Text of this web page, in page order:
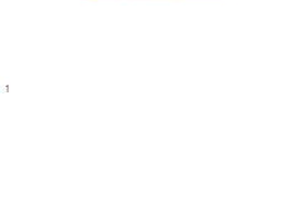
1